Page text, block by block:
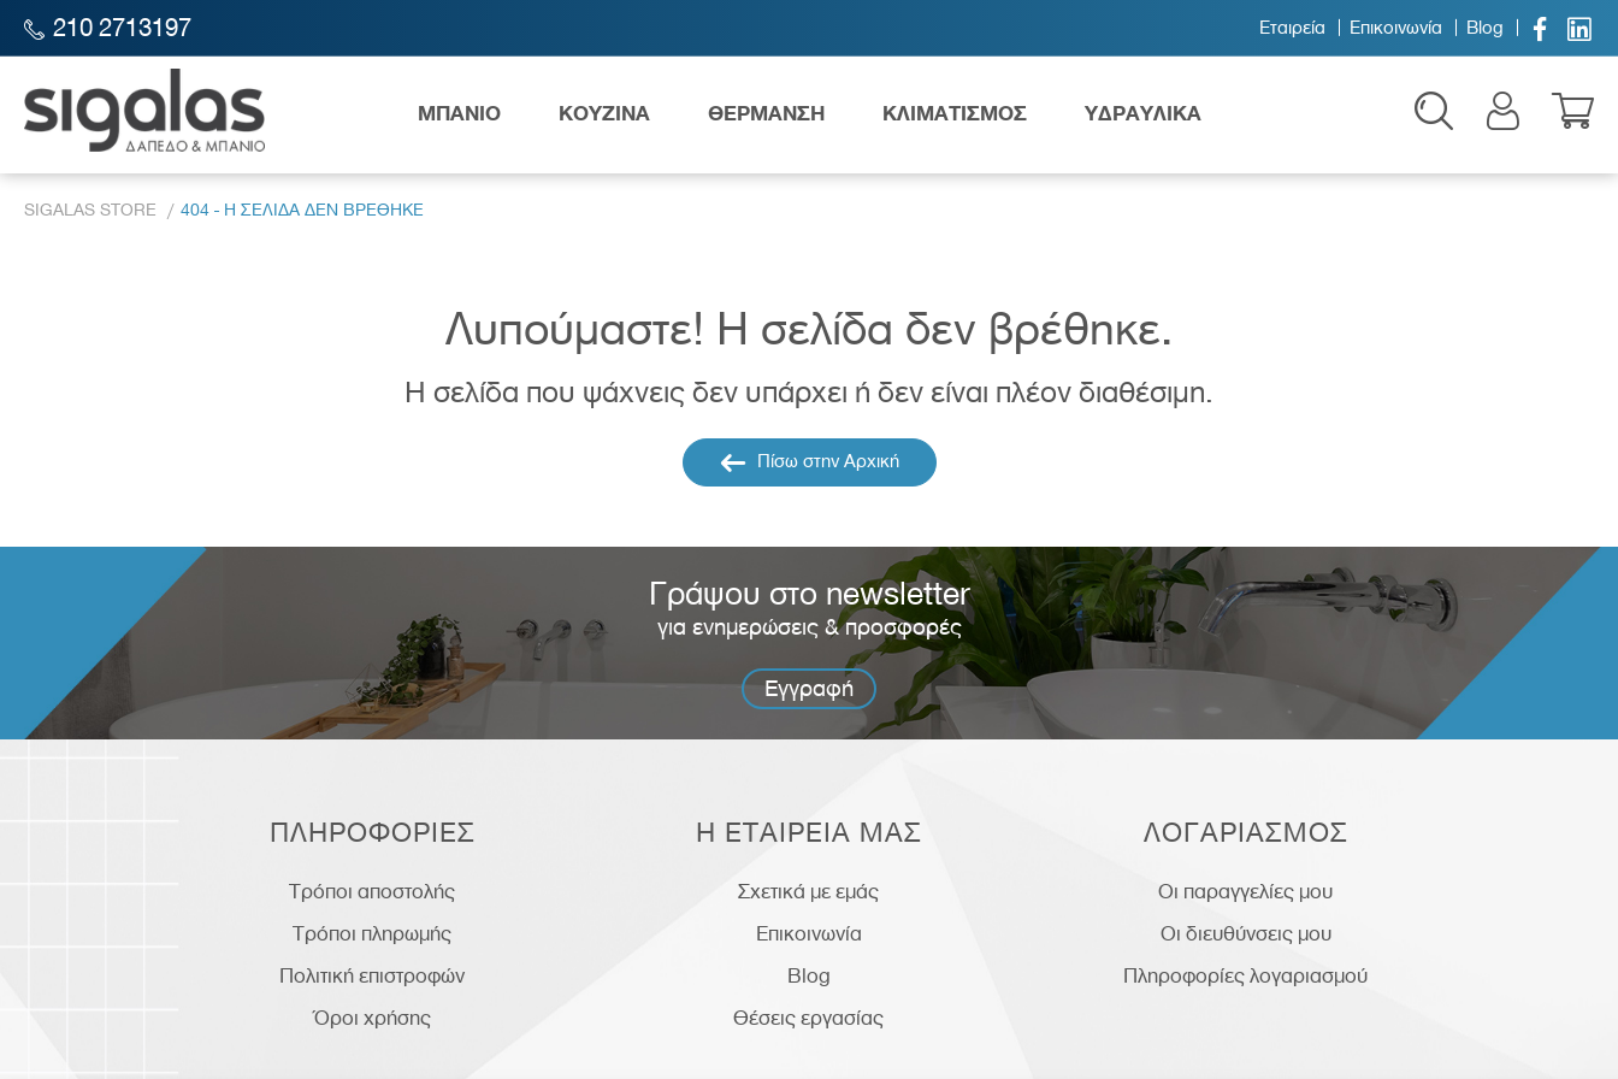
210 2713197 Εταιρεία Επικοινωνία Blog  
ΜΠΑΝΙΟ
Λεκάνες Νιπτήρες AMEA
ΚΟΥΖΙΝΑ ΘΕΡΜΑΝΣΗ ΚΛΙΜΑΤΙΣΜΟΣ ΥΔΡΑΥΛΙΚΑ
SIGALAS STORE 404 - Η ΣΕΛΙΔΑ ΔΕΝ ΒΡΕΘΗΚΕ
Λυπούμαστε! H σελίδα δεν βρέθηκε.
Η σελίδα που ψάχνεις δεν υπάρχει ή δεν είναι πλέον διαθέσιμη.
Πίσω στην Αρχική
Γράψου στο newsletter
για ενημερώσεις & προσφορές
Εγγραφή
ΠΛΗΡΟΦΟΡΙΕΣ
Τρόποι αποστολής
Τρόποι πληρωμής
Πολιτική επιστροφών
Όροι χρήσης
Η ΕΤΑΙΡΕΙΑ ΜΑΣ
Σχετικά με εμάς
Επικοινωνία
Blog
Θέσεις εργασίας
ΛΟΓΑΡΙΑΣΜΟΣ
Οι παραγγελίες μου
Οι διευθύνσεις μου
Πληροφορίες λογαριασμού